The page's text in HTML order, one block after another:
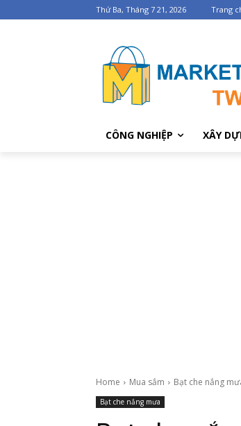
Thứ Ba, Tháng 7 21, 2026 Trang
CÔNG NGHIỆP XÂY
Home Mua sắm Bạt che nắng
Bạt che nắng mưa